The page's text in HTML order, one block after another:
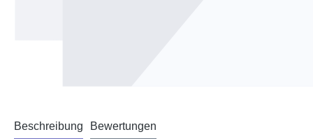
Beschreibung Bewertungen